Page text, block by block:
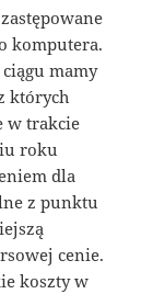
komputera.
mamy
których
w trakcie
roku
dla
z punktu
cenie.
koszty w